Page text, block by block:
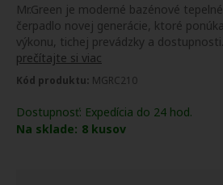
Mr.Green je moderné bazénové tepelné
čerpadlo novej generácie, ktoré
výkonu, tichej prevádzky a dostupnosti.
prečítajte si viac
Kód produktu: MGRC210
Dostupnosť: Expedícia do 24 hod.
Na sklade: 8 kusov